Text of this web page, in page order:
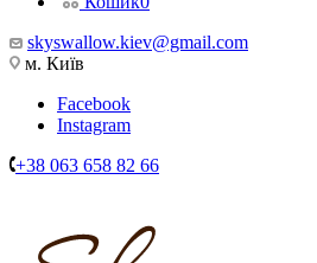
skyswallow.kiev@gmail.com
м. Київ
Facebook
Instagram
+38 063 658 82 66